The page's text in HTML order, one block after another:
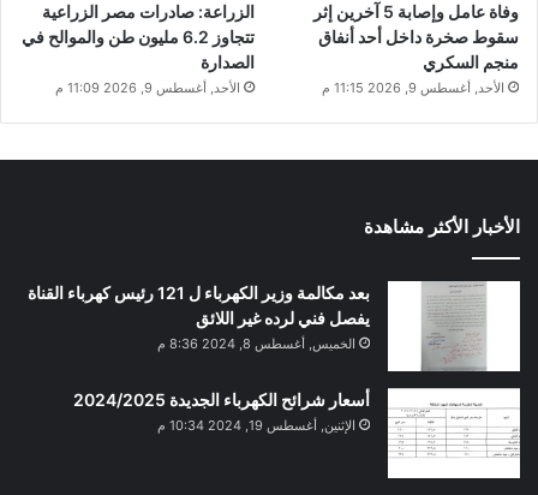
وفاة عامل وإصابة 5 آخرين إثر
سقوط صخرة داخل أحد أنفاق
منجم السكري
الأحد, أغسطس 9, 2026 11:15 م
الزراعة: صادرات مصر الزراعية
تتجاوز 6.2 مليون طن والموالح في
الصدارة
الأحد, أغسطس 9, 2026 11:09 م
الأخبار الأكثر مشاهدة
بعد مكالمة وزير الكهرباء ل 121 رئيس كهرباء القناة
يفصل فني لرده غير اللائق
الخميس, أغسطس 8, 2024 8:36 م
أسعار شرائح الكهرباء الجديدة 2024/2025
الإثنين, أغسطس 19, 2024 10:34 م